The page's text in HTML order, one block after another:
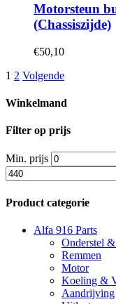
Motorsteun
(Chassiszijde)
€50,10
1 2 Volgende
Winkelmand
Filter op prijs
Min. prijs
Product categorie
Alfa 916 Parts
Onderstel
Remmen
Motor
Koeling &
Aandrijving